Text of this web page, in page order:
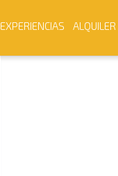
EXPERIENCIAS ALQUILER